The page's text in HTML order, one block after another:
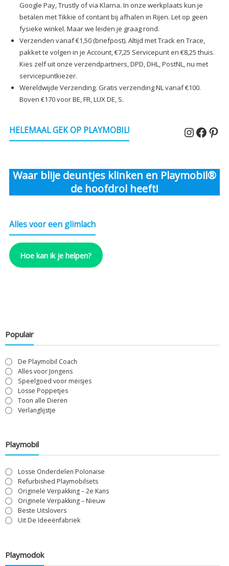
Google Pay, Trustly of via Klarna. In onze werkplaats kun je
betalen met Tikkie of contant bij afhalen in Rijen. Let op geen
fysieke winkel. Maar we leiden je graag rond.
Verzenden vanaf €1,50 (briefpost). Altijd met Track en Trace,
pakket te volgen in je Account, €7,25 Servicepunt en €8,25 thuis.
Kies zelf uit onze verzendpartners, DPD, DHL, PostNL, nu met
servicepuntkiezer.
Wereldwijde Verzending. Gratis verzending NL vanaf €100.
Boven €170 voor BE, FR, LUX DE, S.
HELEMAAL GEK OP PLAYMOBIL!
Waar blije deuntjes klinken en Playmobil®
de hoofdrol heeft!
Alles voor een glimlach
Hoe kan ik je helpen?
Populair
De Playmobil Coach
Alles voor Jongens
Speelgoed voor meisjes
Losse Poppetjes
Toon alle Dieren
Verlanglijstje
Playmobil
Losse Onderdelen Polonaise
Refurbished Playmobilsets
Originele Verpakking – 2e Kans
Originele Verpakking – Nieuw
Beste Uitslovers
Uit De Ideeënfabriek
Playmodok